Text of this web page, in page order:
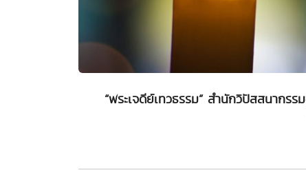
“พระเจดีย์เทวธรรม” สำนักวิปัสสนาก